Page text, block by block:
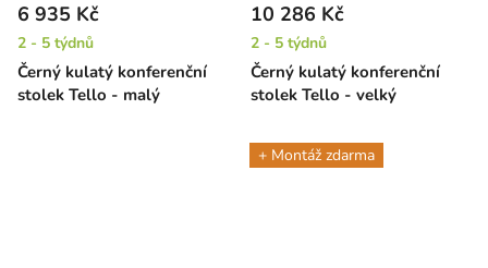
Černý kulatý konferenční
stolek Tello - malý
6 935 Kč
2 - 5 týdnů
Černý kulatý konferenční
stolek Tello - velký
10 286 Kč
2 - 5 týdnů
+ Montáž zdarma